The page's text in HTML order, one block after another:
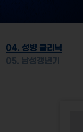
04. 성병 클리닉
05. 남성갱년기